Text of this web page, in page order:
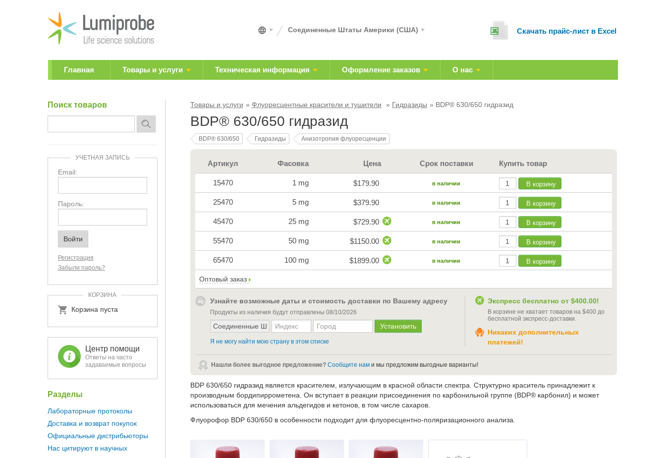
Cкачать прайс-лист в Excel
Соединенные Штаты Америки (США)
Главная Товары и услуги Техническая информация Оформление заказов О нас
Товары и услуги Флуоресцентные красители и тушители Гидразиды BDP® 630/650 гидразид
BDP® 630/650 гидразид
BDP® 630/650 Гидразиды Анизотропия флуоресценции
Артикул Фасовка Цена Срок поставки Купить товар
15470 1 mg $179.90 в наличии В корзину
25470 5 mg $379.90 в наличии В корзину
45470 25 mg $729.90 в наличии В корзину
55470 50 mg $1150.00 в наличии В корзину
65470 100 mg $1899.00 в наличии В корзину
Оптовый заказ
Узнайте возможные даты и стоимость доставки по Вашему адресу
Продукты из наличия будут отправлены 08/10/2026
Я не могу найти мою страну в этом списке
Экспресс бесплатно от $400.00!
В корзине не хватает товаров на $400до
бесплатной экспресс-доставки.
Никаких дополнительных
платежей!
Нашли более выгодное предложение? Сообщите нам и мы предложим выгодные варианты!
BDP 630/650 гидразид является красителем, излучающим в красной области спектра. Структурно краситель принадлежит к
производным бордипиррометена. Он вступает в реакции присоединения по карбонильной группе (BDP® карбонил) и может
использоваться для мечения альдегидов и кетонов, в том числе сахаров.
Флуорофор BDP 630/650 в особенности подходит для флуоресцентно-поляризационного анализа.
Поиск товаров
УЧЕТНАЯ ЗАПИСЬ
Email:
Пароль:
Регистрация
Забыли пароль?
КОРЗИНА
Корзина пуста
Центр помощи
Ответы на часто
задаваемые вопросы
Разделы
Лабораторные протоколы
Доставка и возврат покупок
Официальные дистрибьюторы
Нас цитируют в научных